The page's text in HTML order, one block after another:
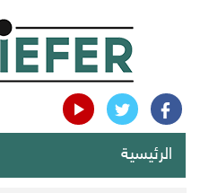
الرئيسية